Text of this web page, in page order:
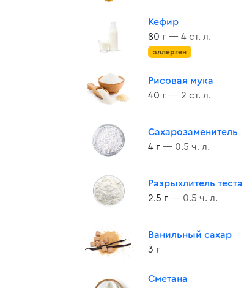
Кефир
80 г — 4 ст. л.
аллерген
Рисовая мука
40 г — 2 ст. л.
Сахарозаменитель
4 г — 0.5 ч. л.
Разрыхлитель теста
2.5 г — 0.5 ч. л.
Ванильный сахар
3 г
Сметана